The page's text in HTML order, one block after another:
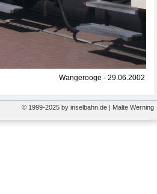
Wangerooge - 29.06.2002
© 1999-2025 by inselbahn.de | Malte Werning